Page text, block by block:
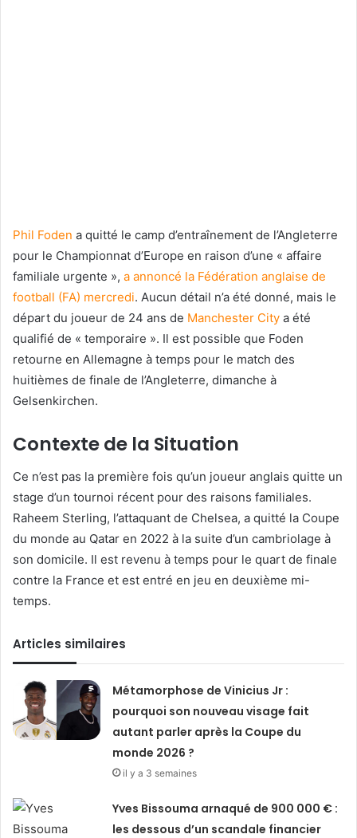
Phil Foden a quitté le camp d’entraînement de l’Angleterre
pour le Championnat d’Europe en raison d’une « affaire
familiale urgente », a annoncé la Fédération anglaise de
football (FA) mercredi. Aucun détail n’a été donné, mais le
départ du joueur de 24 ans de Manchester City a été
qualifié de « temporaire ». Il est possible que Foden
retourne en Allemagne à temps pour le match des
huitièmes de finale de l’Angleterre, dimanche à
Gelsenkirchen.
Contexte de la Situation
Ce n’est pas la première fois qu’un joueur anglais quitte un
stage d’un tournoi récent pour des raisons familiales.
Raheem Sterling, l’attaquant de Chelsea, a quitté la Coupe
du monde au Qatar en 2022 à la suite d’un cambriolage à
son domicile. Il est revenu à temps pour le quart de finale
contre la France et est entré en jeu en deuxième mi-
temps.
Articles similaires
Métamorphose de Vinicius Jr :
pourquoi son nouveau visage fait
autant parler après la Coupe du
monde 2026 ?
il y a 3 semaines
Yves Bissouma arnaqué de 900 000 € :
les dessous d’un scandale financier